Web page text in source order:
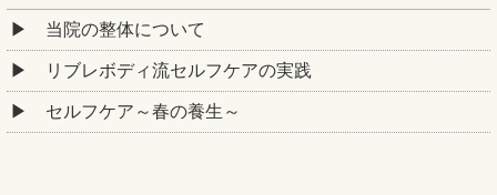
当院の整体について
リブレボディ流セルフケアの実践
セルフケア～春の養生～